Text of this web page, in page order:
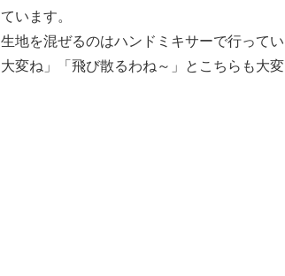
ています。
生地を混ぜるのはハンドミキサーで行って
大変ね」「飛び散るわね～」とこちらも大変